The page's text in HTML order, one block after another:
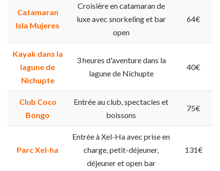
Catamaran
Isla Mujeres
Croisière en catamaran de
luxe avec snorkeling et bar
open
64€
Kayak dans la
lagune de
Nichupte
3 heures d'aventure dans la
lagune de Nichupte
40€
Club Coco
Bongo
Entrée au club, spectacles et
boissons
75€
Parc Xel-ha
Entrée à Xel-Ha avec prise en
charge, petit-déjeuner,
déjeuner et open bar
131€